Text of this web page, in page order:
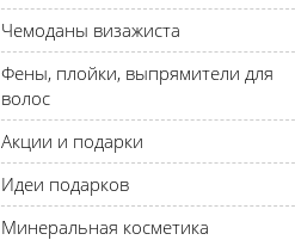
Чемоданы визажиста
Фены, плойки, выпрямители для
волос
Акции и подарки
Идеи подарков
Минеральная косметика